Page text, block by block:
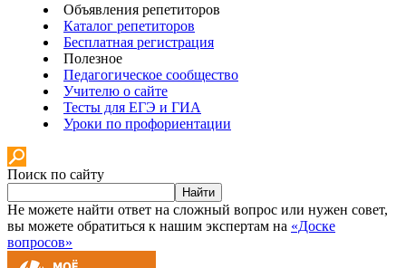
Объявления репетиторов
Каталог репетиторов
Бесплатная регистрация
Полезное
Педагогическое сообщество
Учителю о сайте
Тесты для ЕГЭ и ГИА
Уроки по профориентации
Поиск по сайту
Найти
Не можете найти ответ на сложный вопрос или нужен совет,
вы можете обратиться к нашим экспертам на «Доске
вопросов»